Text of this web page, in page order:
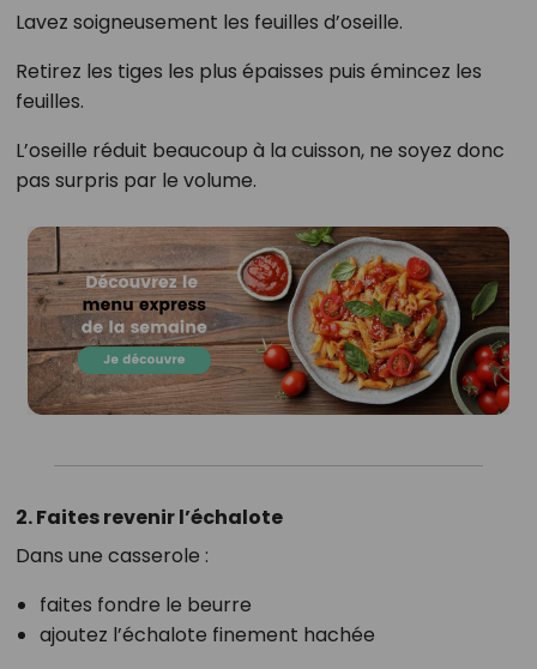
Lavez soigneusement les feuilles d’oseille.
Retirez les tiges les plus épaisses puis émincez les
feuilles.
L’oseille réduit beaucoup à la cuisson, ne soyez donc
pas surpris par le volume.
2. Faites revenir l’échalote
Dans une casserole :
faites fondre le beurre
ajoutez l’échalote finement hachée